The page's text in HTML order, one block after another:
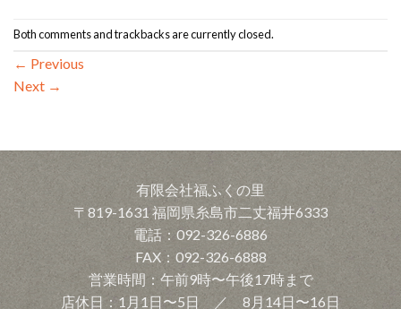
Both comments and trackbacks are currently closed.
← Previous
Next →
有限会社福ふくの里
〒819-1631 福岡県糸島市二丈福井6333
電話：092-326-6886
FAX：092-326-6888
営業時間：午前9時〜午後17時まで
店休日：1月1日〜5日 ／ 8月14日〜16日